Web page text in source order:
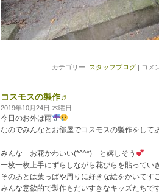
カテゴリー: スタッフブログ | コメ
コスモスの製作♬
2019年10月24日 木曜日
今日のお外は雨
なのでみんなとお部屋でコスモスの製作をして
みんな お花かわいい(*^^*) と嬉しそう
一枚一枚上手にずらしながら花びらを貼ってい
そのあとは葉っぱや周りに好きな絵をかいてす
みんな意欲的で製作もだいすきなキッズたちで